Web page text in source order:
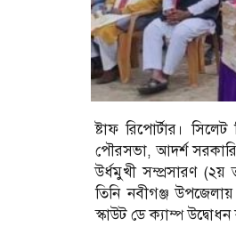
ষ্টাফ রিপোর্টার।
পৌরসভা, আদর্শ সরকারি
উর্ধমুখী সম্প্রসারণ (২য়
তিনি নবীগঞ্জ
স্কাউট ডে ক্যাম্প